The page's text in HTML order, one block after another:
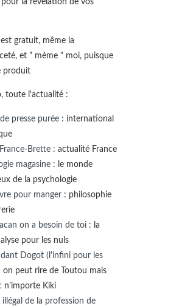
gratuit, même la
et " mème " moi, puisque
produit
toute l'actualité :
presse purée : international
Brette : actualité France
magasine : le monde
de la psychologie
pour manger : philosophie
on a besoin de toi : la
pour les nuls
Dogot (l'infini pour les
on peut rire de Toutou mais
n'importe Kiki
illégal de la profession de